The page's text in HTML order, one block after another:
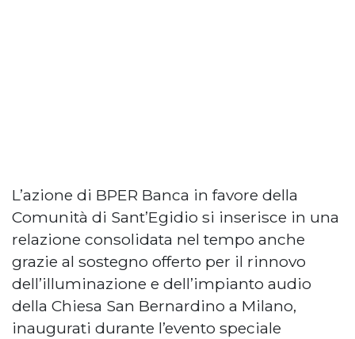
L’azione di BPER Banca in favore della
Comunità di Sant’Egidio si inserisce in una
relazione consolidata nel tempo anche
grazie al sostegno offerto per il rinnovo
dell’illuminazione e dell’impianto audio
della Chiesa San Bernardino a Milano,
inaugurati durante l’evento speciale